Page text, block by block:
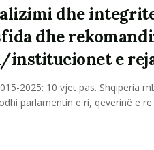
dhe
dhe
institucionet e
2025: 10 vjet pas. Shqipëria
parlamentin e ri, qeverinë e re